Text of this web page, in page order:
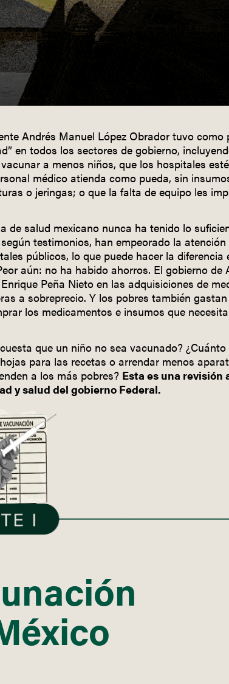
Andrés Manuel López Obrador tuvo como
en todos los sectores de gobierno,
a menos niños, que los hospitales
médico atienda como pueda, sin
o jeringas; o que la falta de equipo les
de salud mexicano nunca ha tenido lo
testimonios, han empeorado la
públicos, lo que puede hacer la diferencia
aún: no ha habido ahorros. El gobierno
Peña Nieto en las adquisiciones de
a sobreprecio. Y los pobres también
los medicamentos e insumos que
que un niño no sea vacunado?
para las recetas o arrendar menos
a los más pobres? Esta es una revisión
y salud del gobierno Federal.